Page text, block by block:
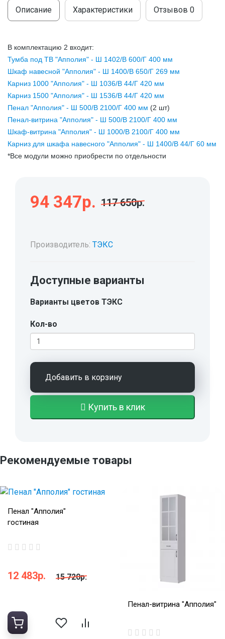
СТОЛЫ ПИСЬМЕННЫЕ
ТУМБЫ
МОДУЛЬНЫЕ КУХНИ
ОБЕДЕННЫЕ ГРУППЫ
СТУЛЬЯ
ТАБУРЕТЫ
ШКАФЫ
ЭТАЖЕРКИ И БАНКЕТКИ
ДЛЯ ОБУВИ
Описание Характеристики Отзывов 0
В комплектацию 2 входит:
Тумба под ТВ "Апполия" - Ш 1402/В 600/Г 400 мм
Шкаф навесной "Апполия" - Ш 1400/В 650/Г 269 мм
Карниз 1000 "Апполия" - Ш 1036/В 44/Г 420 мм
Карниз 1500 "Апполия" - Ш 1536/В 44/Г 420 мм
Пенал "Апполия" - Ш 500/В 2100/Г 400 мм (2 шт)
Пенал-витрина "Апполия" - Ш 500/В 2100/Г 400 мм
Шкаф-витрина "Апполия" - Ш 1000/В 2100/Г 400 мм
Карниз для шкафа навесного "Апполия" - Ш 1400/В 44/Г 60 мм
*Все модули можно приобрести по отдельности
94 347р. 117 650р.
Производитель: ТЭКС
Доступные варианты
Варианты цветов ТЭКС
Кол-во
Добавить в корзину
Купить в клик
Рекомендуемые товары
Пенал "Апполия"
гостиная
12 483р. 15 720р.
Пенал-витрина "Апполия"